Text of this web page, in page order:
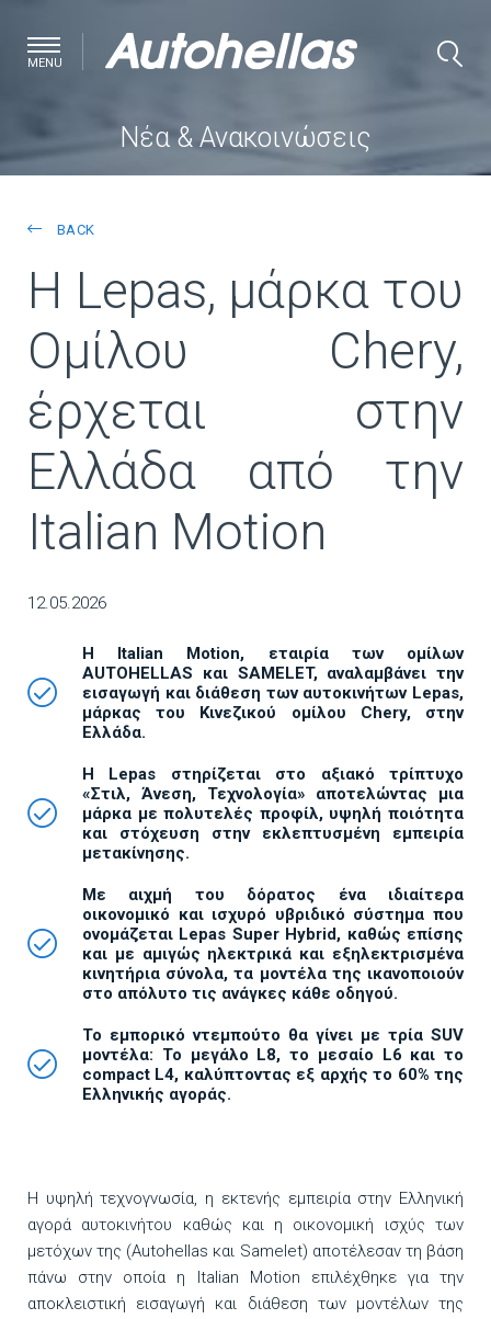
MENU
Νέα & Ανακοινώσεις
BACK
Η Lepas, μάρκα του
Ομίλου Chery,
έρχεται στην
Ελλάδα από την
Italian Motion
12.05.2026
Η Italian Motion, εταιρία των ομίλων
AUTOHELLAS και SAMELET, αναλαμβάνει την
εισαγωγή και διάθεση των αυτοκινήτων Lepas,
μάρκας του Κινεζικού ομίλου Chery, στην
Ελλάδα.
Η Lepas στηρίζεται στο αξιακό τρίπτυχο
«Στιλ, Άνεση, Τεχνολογία» αποτελώντας μια
μάρκα με πολυτελές προφίλ, υψηλή ποιότητα
και στόχευση στην εκλεπτυσμένη εμπειρία
μετακίνησης.
Με αιχμή του δόρατος ένα ιδιαίτερα
οικονομικό και ισχυρό υβριδικό σύστημα που
ονομάζεται Lepas Super Hybrid, καθώς επίσης
και με αμιγώς ηλεκτρικά και εξηλεκτρισμένα
κινητήρια σύνολα, τα μοντέλα της ικανοποιούν
στο απόλυτο τις ανάγκες κάθε οδηγού.
Το εμπορικό ντεμπούτο θα γίνει με τρία SUV
μοντέλα: Το μεγάλο L8, το μεσαίο L6 και το
compact L4, καλύπτοντας εξ αρχής το 60% της
Ελληνικής αγοράς.
Η υψηλή τεχνογνωσία, η εκτενής εμπειρία στην Ελληνική
αγορά αυτοκινήτου καθώς και η οικονομική ισχύς των
μετόχων της (Autohellas και Samelet) αποτέλεσαν τη βάση
πάνω στην οποία η Italian Motion επιλέχθηκε για την
αποκλειστική εισαγωγή και διάθεση των μοντέλων της